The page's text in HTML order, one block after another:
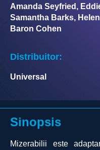
Amanda Seyfried,
Samantha Barks,
Baron Cohen
Distribuitor:
Universal
Sinopsis
Mizerabilii este